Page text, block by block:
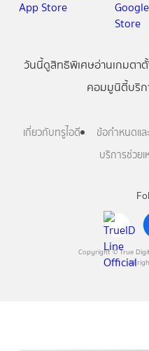
Copyright © True
All
วันนี้ดูสิทธิพิเศษอ่านเกมตา
คอมมูนิตี้บริก
เกี่ยวกับทรูไอดี ข้อกำหนดแล
บริการช่วยเ